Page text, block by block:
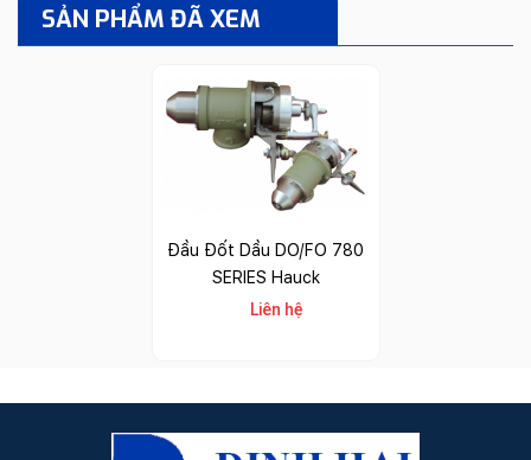
SẢN PHẨM ĐÃ XEM
Đầu Đốt Dầu DO/FO 780
SERIES Hauck
Liên hệ